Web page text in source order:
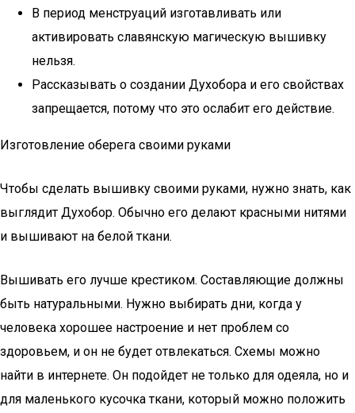
В период менструаций изготавливать или
активировать славянскую магическую вышивку
нельзя.
Рассказывать о создании Духобора и его свойствах
запрещается, потому что это ослабит его действие.
Изготовление оберега своими руками
Чтобы сделать вышивку своими руками, нужно знать, как
выглядит Духобор. Обычно его делают красными нитями
и вышивают на белой ткани.
Вышивать его лучше крестиком. Составляющие должны
быть натуральными. Нужно выбирать дни, когда у
человека хорошее настроение и нет проблем со
здоровьем, и он не будет отвлекаться. Схемы можно
найти в интернете. Он подойдет не только для одеяла, но и
для маленького кусочка ткани, который можно положить